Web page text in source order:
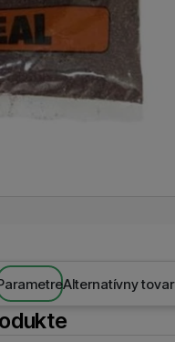
Alternatívny tovar